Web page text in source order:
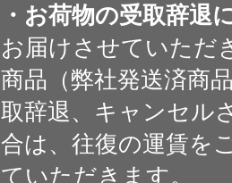
・お荷物の受取辞退
お届けさせていただ
商品（弊社発送済商
取辞退、キャンセル
合は、往復の運賃を
ていただきます。